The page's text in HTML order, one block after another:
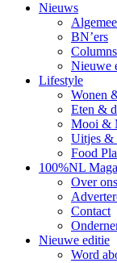
Nieuws
BN’ers
Columns
Nieuwe
Lifestyle
Wonen
Eten &
Mooi &
Uitjes &
Food
100%NL
Over ons
Contact
Nieuwe editie
Word